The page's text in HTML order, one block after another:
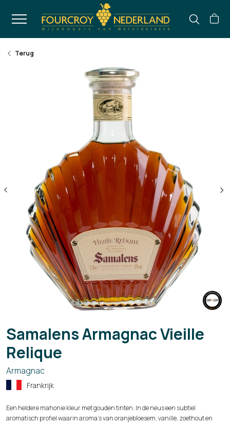
Terug
Samalens Armagnac Vieille
Relique
Armagnac
Frankrijk
Een heldere mahonie kleur met gouden tinten. In de neus een subtiel
aromatisch profiel waarin aroma's van oranjebloesem, vanille, zoethout en